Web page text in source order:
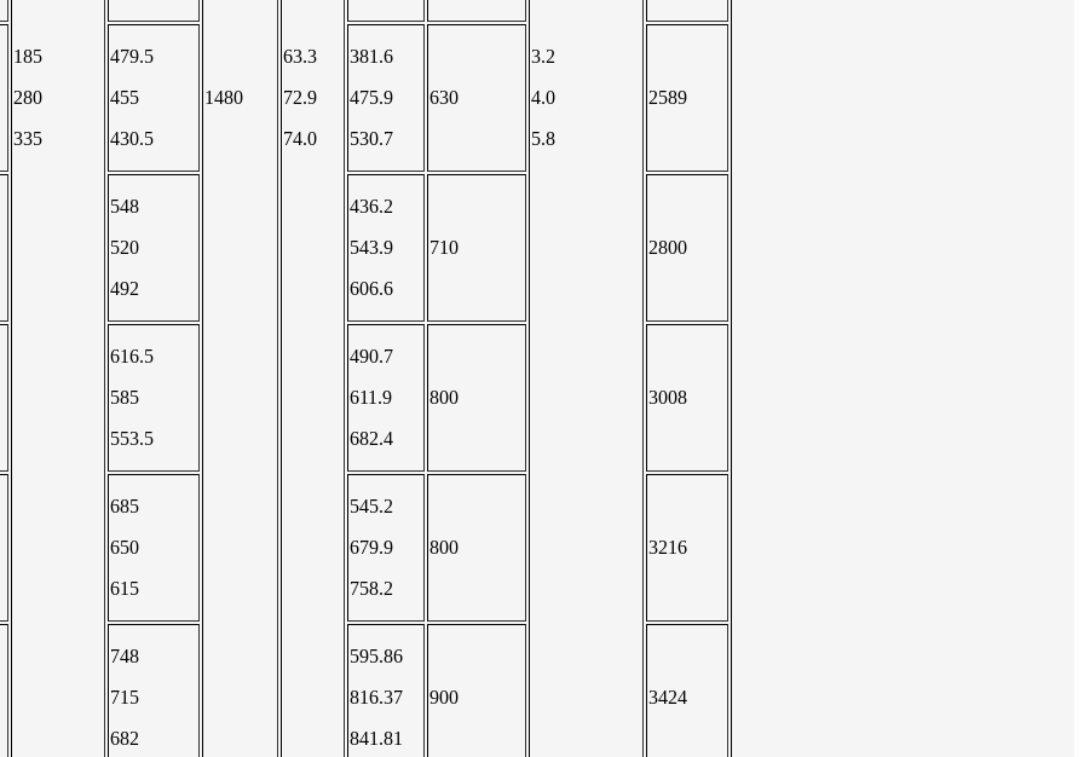
185
280
335
1480
63.3
72.9
74.0
3.2
4.0
5.8
479.5
455
430.5
381.6
475.9
530.7
630 2589
548
520
492
436.2
543.9
606.6
710 2800
616.5
585
553.5
490.7
611.9
682.4
800 3008
685
650
615
545.2
679.9
758.2
800 3216
748
715
682
595.86
816.37
841.81
900 3424